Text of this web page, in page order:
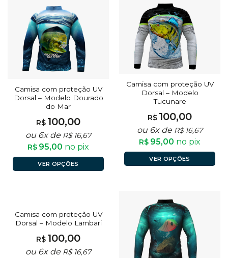
Camisa com proteção UV
Dorsal – Modelo Dourado
do Mar
R$ 100,00
ou 6x de R$ 16,67
R$ 95,00 no pix
VER OPÇÕES
Camisa com proteção UV
Dorsal – Modelo
Tucunare
R$ 100,00
ou 6x de R$ 16,67
R$ 95,00 no pix
VER OPÇÕES
Camisa com proteção UV
Dorsal – Modelo Lambari
R$ 100,00
ou 6x de R$ 16,67